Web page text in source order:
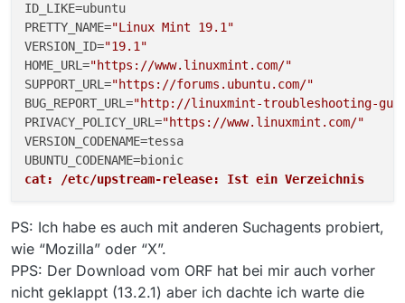
ID_LIKE=ubuntu
PRETTY_NAME="Linux Mint 19.1"
VERSION_ID="19.1"
HOME_URL="https://www.linuxmint.com/"
SUPPORT_URL="https://forums.ubuntu.com/"
BUG_REPORT_URL="http://linuxmint-troubleshooting-
PRIVACY_POLICY_URL="https://www.linuxmint.com/"
VERSION_CODENAME=tessa
cat: /etc/upstream-release: Ist ein Verzeichnis
PS: Ich habe es auch mit anderen Suchagents probiert,
wie “Mozilla” oder “X”.
PPS: Der Download vom ORF hat bei mir auch vorher
nicht geklappt (13.2.1) aber ich dachte ich warte die